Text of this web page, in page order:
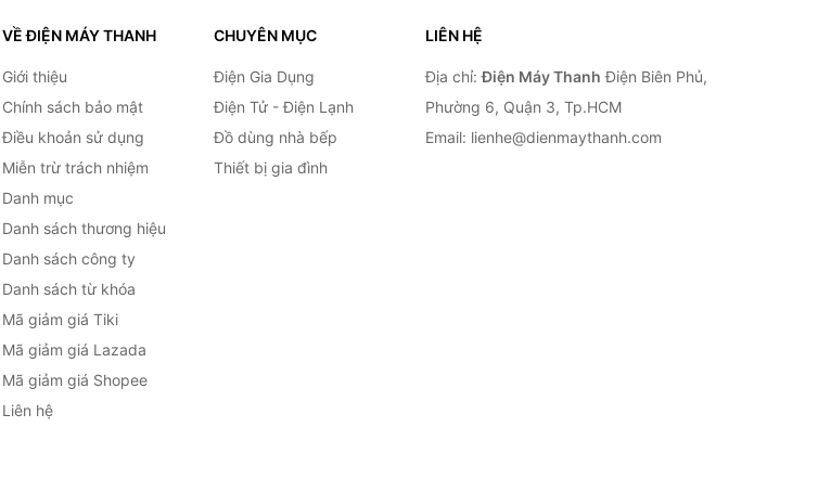
VỀ ĐIỆN MÁY THANH
Giới thiệu
Chính sách bảo mật
Điều khoản sử dụng
Miễn trừ trách nhiệm
Danh mục
Danh sách thương hiệu
Danh sách công ty
Danh sách từ khóa
Mã giảm giá Tiki
Mã giảm giá Lazada
Mã giảm giá Shopee
Liên hệ
CHUYÊN MỤC
Điện Gia Dụng
Điện Tử - Điện Lạnh
Đồ dùng nhà bếp
Thiết bị gia đình
LIÊN HỆ
Địa chỉ:Điện Máy Thanh Điện Biên Phủ,
Phường 6, Quận 3, Tp.HCM
Email: lienhe@dienmaythanh.com